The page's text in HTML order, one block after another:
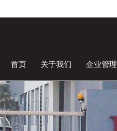
首页 关于我们 企业管理